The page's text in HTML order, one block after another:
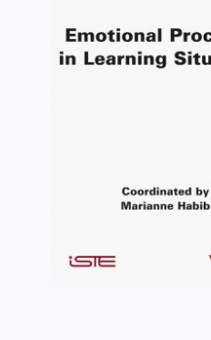
Emotional Processes
Learning Situations